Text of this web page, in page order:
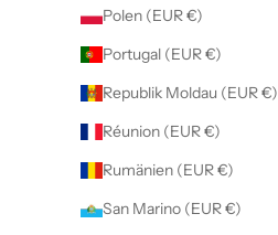
Polen (EUR €)
Portugal (EUR €)
Republik Moldau (EUR €)
Réunion (EUR €)
Rumänien (EUR €)
San Marino (EUR €)